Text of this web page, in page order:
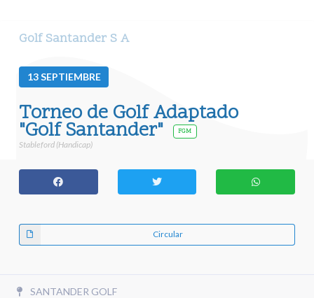
Golf Santander S A
13SEPTIEMBRE
Torneo de Golf Adaptado
"Golf Santander" FGM
Stableford (Handicap)
Circular
SANTANDER GOLF